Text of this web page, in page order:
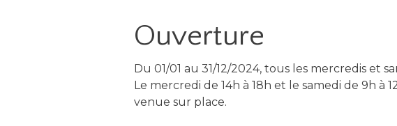
Ouverture
Du 01/01 au 31/12/2024, tous les mercredis et
Le mercredi de 14h à 18h et le samedi de 9h à
venue sur place.